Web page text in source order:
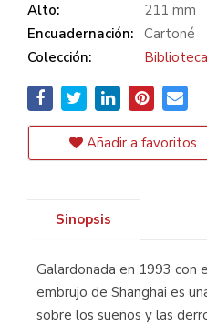
Alto:
211 mm
Encuadernación: Cartoné
Colección:
Añadir a favoritos
Sinopsis
Galardonada en 1993 con
embrujo de Shanghai es
sobre los sueños y las